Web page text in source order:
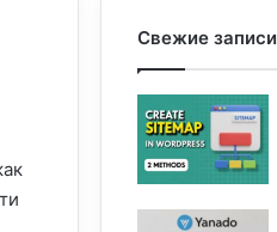
Свежие записи